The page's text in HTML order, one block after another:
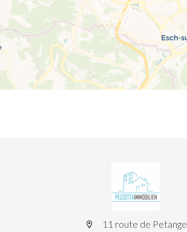
11 route de Petange